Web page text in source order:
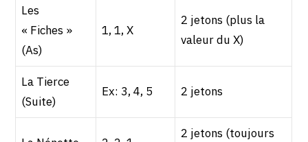
Les
« Fiches »
(As)
1, 1, X
2 jetons (plus la
valeur du X)
La Tierce
(Suite)
Ex: 3, 4, 5 2 jetons
2 jetons (toujours